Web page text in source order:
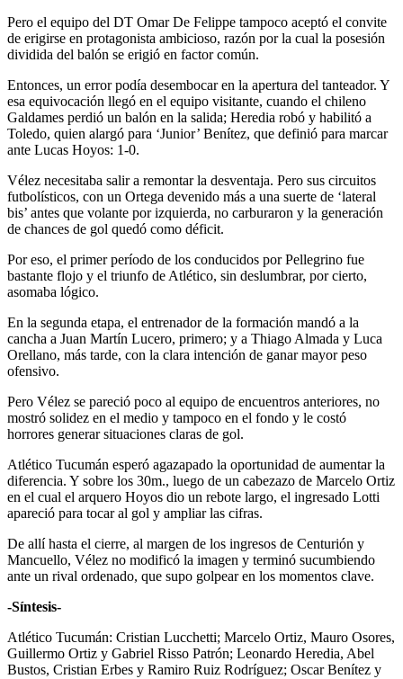
Pero el equipo del DT Omar De Felippe tampoco aceptó el convite
de erigirse en protagonista ambicioso, razón por la cual la posesión
dividida del balón se erigió en factor común.
Entonces, un error podía desembocar en la apertura del tanteador. Y
esa equivocación llegó en el equipo visitante, cuando el chileno
Galdames perdió un balón en la salida; Heredia robó y habilitó a
Toledo, quien alargó para ‘Junior’ Benítez, que definió para marcar
ante Lucas Hoyos: 1-0.
Vélez necesitaba salir a remontar la desventaja. Pero sus circuitos
futbolísticos, con un Ortega devenido más a una suerte de ‘lateral
bis’ antes que volante por izquierda, no carburaron y la generación
de chances de gol quedó como déficit.
Por eso, el primer período de los conducidos por Pellegrino fue
bastante flojo y el triunfo de Atlético, sin deslumbrar, por cierto,
asomaba lógico.
En la segunda etapa, el entrenador de la formación mandó a la
cancha a Juan Martín Lucero, primero; y a Thiago Almada y Luca
Orellano, más tarde, con la clara intención de ganar mayor peso
ofensivo.
Pero Vélez se pareció poco al equipo de encuentros anteriores, no
mostró solidez en el medio y tampoco en el fondo y le costó
horrores generar situaciones claras de gol.
Atlético Tucumán esperó agazapado la oportunidad de aumentar la
diferencia. Y sobre los 30m., luego de un cabezazo de Marcelo Ortiz
en el cual el arquero Hoyos dio un rebote largo, el ingresado Lotti
apareció para tocar al gol y ampliar las cifras.
De allí hasta el cierre, al margen de los ingresos de Centurión y
Mancuello, Vélez no modificó la imagen y terminó sucumbiendo
ante un rival ordenado, que supo golpear en los momentos clave.
-Síntesis-
Atlético Tucumán: Cristian Lucchetti; Marcelo Ortiz, Mauro Osores,
Guillermo Ortiz y Gabriel Risso Patrón; Leonardo Heredia, Abel
Bustos, Cristian Erbes y Ramiro Ruiz Rodríguez; Oscar Benítez y